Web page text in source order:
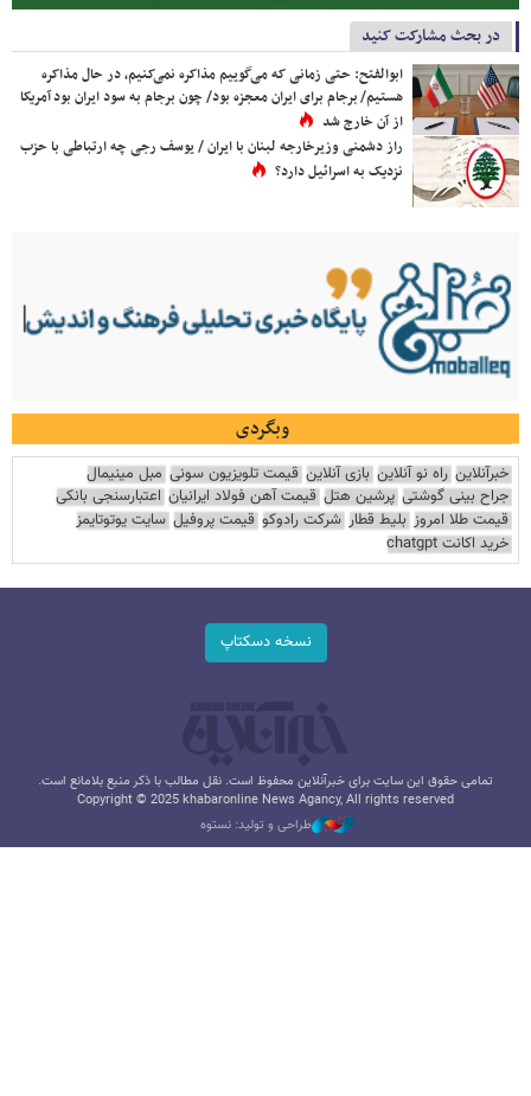
در بحث مشارکت کنید
ابوالفتح: حتی زمانی که می‌گوییم مذاکره نمی‌کنیم، در حال مذاکره
هستیم/ برجام برای ایران معجزه بود/ چون برجام به سود ایران بود آمریکا
از آن خارج شد
راز دشمنی وزیرخارجه لبنان با ایران / یوسف رجی چه ارتباطی با حزب
نزدیک به اسرائیل دارد؟
وبگردی
خبرآنلاین راه نو آنلاین بازی آنلاین قیمت تلویزیون سونی مبل مینیمال
جراح بینی گوشتی پرشین هتل قیمت آهن فولاد ایرانیان اعتبارسنجی بانکی
قیمت طلا امروز بلیط قطار شرکت رادوکو قیمت پروفیل سایت یوتوتایمز
خرید اکانت chatgpt
نسخه دسکتاپ
تمامی حقوق این سایت برای خبرآنلاین محفوظ است. نقل مطالب با ذکر منبع بلامانع است.
Copyright © 2025 khabaronline News Agancy, All rights reserved
طراحی و تولید: نستوه